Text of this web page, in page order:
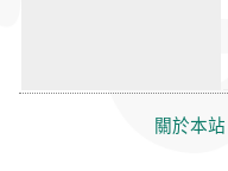
關於本站